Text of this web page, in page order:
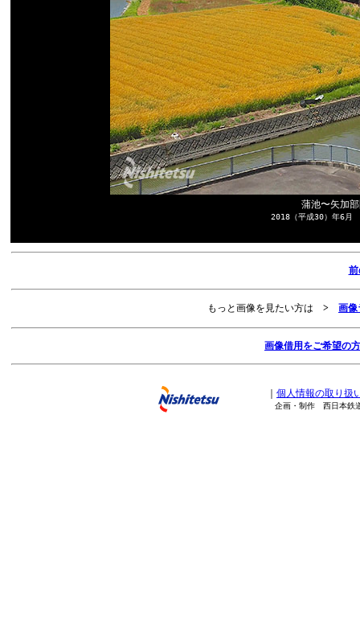
蒲池〜矢加
2018（平成30）年6月
もっと画像を見たい方は > 画像
画像借用をご希望の
個人情報の取り扱
企画・制作 西日本鉄道